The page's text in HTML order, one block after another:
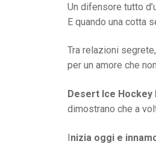
Un difensore tutto
E quando una cotta
Tra relazioni
per un amore che
Desert Ice Hockey
dimostrano che a
Inizia oggi e